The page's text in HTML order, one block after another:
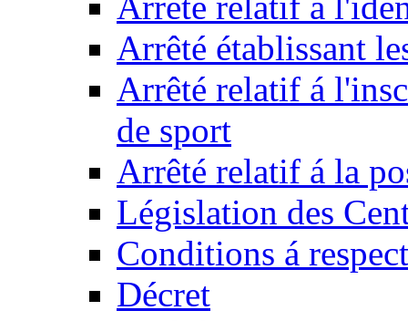
Arrêté établissant
Arrêté relatif á
de sport
Arrêté relatif á la
Législation des
Conditions á
Décret